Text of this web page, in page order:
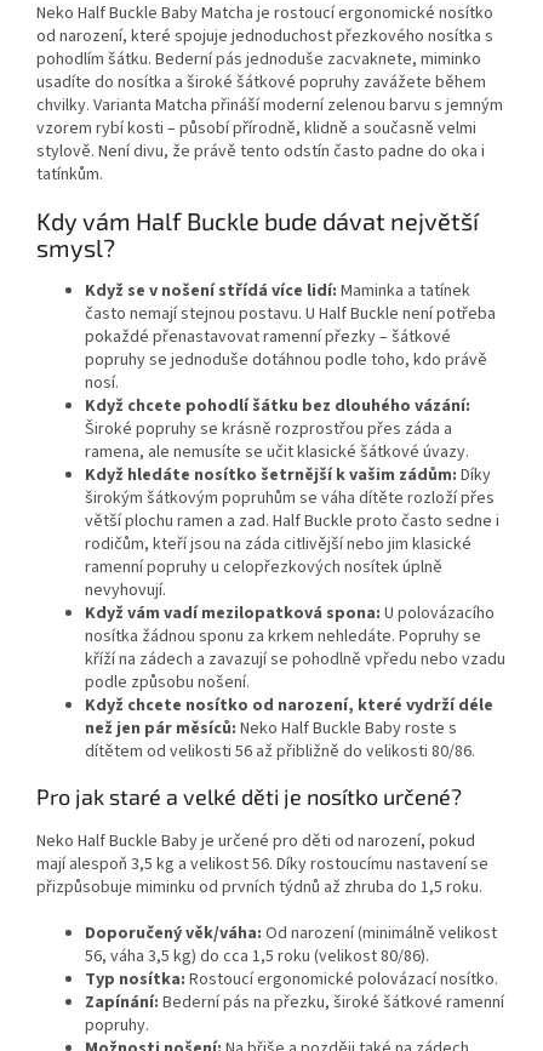
Neko Half Buckle Baby Matcha je rostoucí ergonomické nosítko
od narození, které spojuje jednoduchost přezkového nosítka s
pohodlím šátku. Bederní pás jednoduše zacvaknete, miminko
usadíte do nosítka a široké šátkové popruhy zavážete během
chvilky. Varianta Matcha přináší moderní zelenou barvu s jemným
vzorem rybí kosti – působí přírodně, klidně a současně velmi
stylově. Není divu, že právě tento odstín často padne do oka i
tatínkům.
Kdy vám Half Buckle bude dávat největší
smysl?
Když se v nošení střídá více lidí: Maminka a tatínek
často nemají stejnou postavu. U Half Buckle není potřeba
pokaždé přenastavovat ramenní přezky – šátkové
popruhy se jednoduše dotáhnou podle toho, kdo právě
nosí.
Když chcete pohodlí šátku bez dlouhého vázání:
Široké popruhy se krásně rozprostřou přes záda a
ramena, ale nemusíte se učit klasické šátkové úvazy.
Když hledáte nosítko šetrnější k vašim zádům: Díky
širokým šátkovým popruhům se váha dítěte rozloží přes
větší plochu ramen a zad. Half Buckle proto často sedne i
rodičům, kteří jsou na záda citlivější nebo jim klasické
ramenní popruhy u celopřezkových nosítek úplně
nevyhovují.
Když vám vadí mezilopatková spona: U polovázacího
nosítka žádnou sponu za krkem nehledáte. Popruhy se
kříží na zádech a zavazují se pohodlně vpředu nebo vzadu
podle způsobu nošení.
Když chcete nosítko od narození, které vydrží déle
než jen pár měsíců: Neko Half Buckle Baby roste s
dítětem od velikosti 56 až přibližně do velikosti 80/86.
Pro jak staré a velké děti je nosítko určené?
Neko Half Buckle Baby je určené pro děti od narození, pokud
mají alespoň 3,5 kg a velikost 56. Díky rostoucímu nastavení se
přizpůsobuje miminku od prvních týdnů až zhruba do 1,5 roku.
Doporučený věk/váha: Od narození (minimálně velikost
56, váha 3,5 kg) do cca 1,5 roku (velikost 80/86).
Typ nosítka: Rostoucí ergonomické polovázací nosítko.
Zapínání: Bederní pás na přezku, široké šátkové ramenní
popruhy.